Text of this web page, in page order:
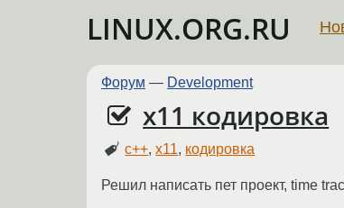
LINUX.ORG.RU
Форум — Development
x11 кодировка
c++,x11, кодировка
Решил написать пет проект, time